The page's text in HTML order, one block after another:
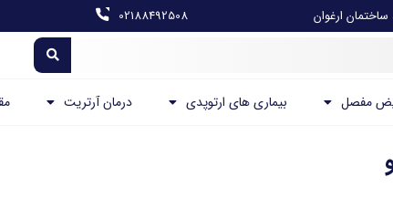
ارغوان 02188492508
مفصل بیماری های ارتوپدی درمان آرتریت